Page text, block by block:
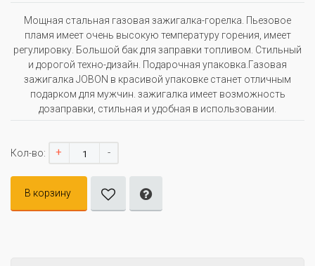
Мощная стальная газовая зажигалка-горелка. Пьезовое
пламя имеет очень высокую температуру горения, имеет
регулировку. Большой бак для заправки топливом. Стильный
и дорогой техно-дизайн. Подарочная упаковка.Газовая
зажигалка JOBON в красивой упаковке станет отличным
подарком для мужчин. зажигалка имеет возможность
дозаправки, стильная и удобная в использовании.
Кол-во: + -
В корзину